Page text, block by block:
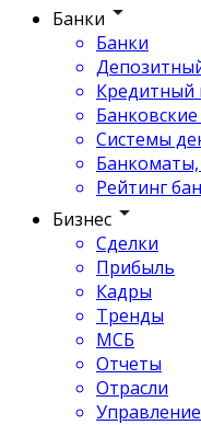
Банки
Банки
Кредитный
Системы
Рейтинг
Бизнес
Сделки
Прибыль
Кадры
Тренды
МСБ
Отчеты
Отрасли
Управление